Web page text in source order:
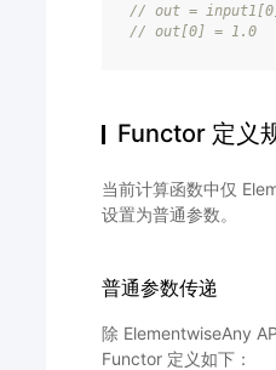
// out = input1 [0
// out[0] = 1.0
Functor 定义
当前计算函数中仅
设置为普通参数。
普通参数传递
除 ElementwiseAny
Functor 定义如下：